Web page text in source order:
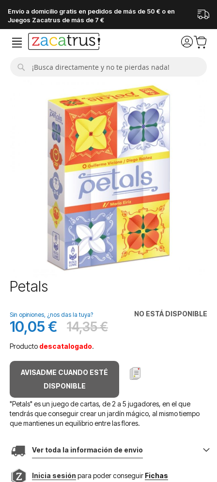
Envío a domicilio gratis en pedidos de más de 50 € o en
Juegos Zacatrus de más de 7 €
Saltar
al
de
la
galería
imágenes
Petals
NO ESTÁ DISPONIBLE
Sin opiniones, ¿nos das la tuya?
Precio
especial
10,05 € Antes
14,35 €
Producto descatalogado.
AVISADME CUANDO ESTÉ
DISPONIBLE
"Petals" es un juego de cartas, de 2 a 5 jugadores, en el que
tendrás que conseguir crear un jardín mágico, al mismo tiempo
que mantienes un equilibrio entre las flores.
Ver toda la información de envio
Inicia sesión para poder conseguir Fichas